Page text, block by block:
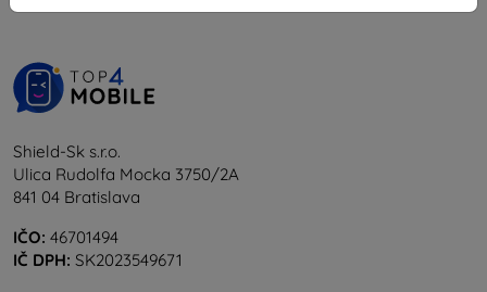
Shield-Sk s.r.o.
Ulica Rudolfa Mocka 3750/2A
841 04 Bratislava
IČO: 46701494
IČ DPH: SK2023549671